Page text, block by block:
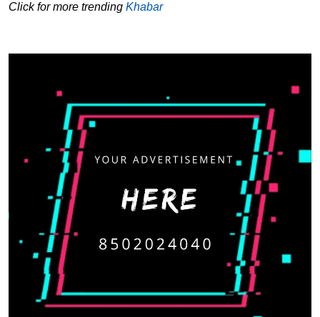
Click for more trending Khabar